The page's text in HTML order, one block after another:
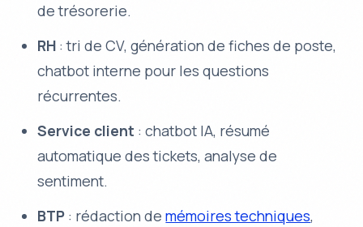
de trésorerie.
RH : tri de CV, génération de fiches de poste,
chatbot interne pour les questions
récurrentes.
Service client : chatbot IA, résumé
automatique des tickets, analyse de
sentiment.
BTP : rédaction demémoires techniques,